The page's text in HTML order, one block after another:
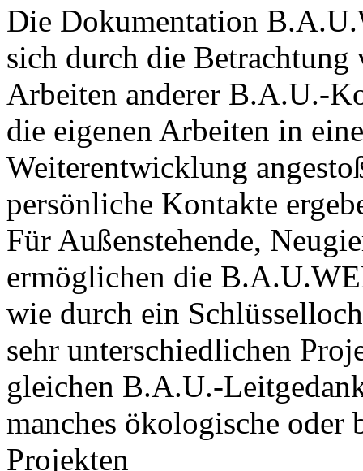
Die Dokumentation
sich durch die
Arbeiten anderer B.A.U.-
die eigenen Arbeiten in
Weiterentwicklung
persönliche Kontakte
Für Außenstehende,
ermöglichen die
wie durch ein
sehr unterschiedlichen
gleichen B.A.U.-
manches ökologische
Projekten